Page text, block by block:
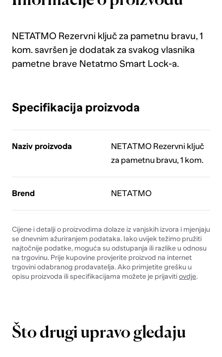
NETATMO Rezervni ključ za pametnu bravu, 1
kom. savršen je dodatak za svakog vlasnika
pametne brave Netatmo Smart Lock-a.
Specifikacija proizvoda
Naziv proizvoda
NETATMO Rezervni ključ
za pametnu bravu, 1 kom.
Brend NETATMO
Cijene i detalji o proizvodima dolaze iz vanjskih izvora i mjenjaju
se dnevnim ažuriranjem podataka. Iako uvijek težimo pružiti
najtočnije podatke, moguća su odstupanja ili razlike u odnosu
na trgovinu. Prije kupovine provjerite proizvod na internet
trgovini odabranog prodavatelja. Ako primjetite grešku u
opisu proizvoda ili specifikacijama možete je prijavitiovdje.
Što drugi upravo gledaju